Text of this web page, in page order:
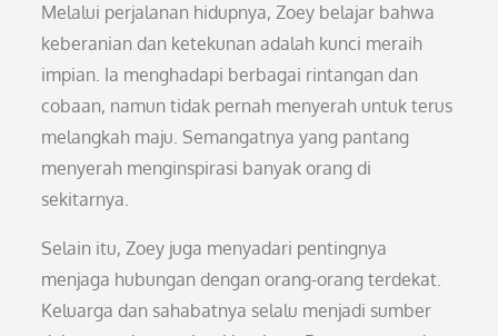
Melalui perjalanan hidupnya, Zoey belajar bahwa
keberanian dan ketekunan adalah kunci meraih
impian. Ia menghadapi berbagai rintangan dan
cobaan, namun tidak pernah menyerah untuk terus
melangkah maju. Semangatnya yang pantang
menyerah menginspirasi banyak orang di
sekitarnya.
Selain itu, Zoey juga menyadari pentingnya
menjaga hubungan dengan orang-orang terdekat.
Keluarga dan sahabatnya selalu menjadi sumber